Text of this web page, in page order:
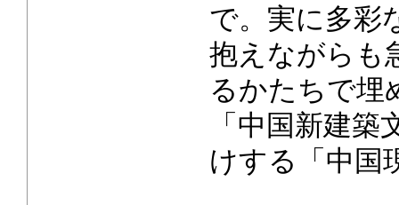
で。実に多彩
抱えながらも
るかたちで埋
「中国新建
けする「中国